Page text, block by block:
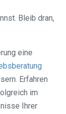
Bleib dran,
eine
Erfahren
im
Ihrer